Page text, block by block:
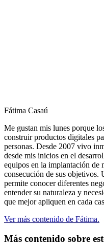
Fátima Casaú
Me gustan mis lunes porque
construir productos digitales
personas. Desde 2007 vivo
desde mis inicios en el
equipos en la implantación de
consecución de sus objetivos.
permite conocer diferentes
entender su naturaleza y
que mejor apliquen en cada
Ver más contenido de Fátima.
Más contenido sobre